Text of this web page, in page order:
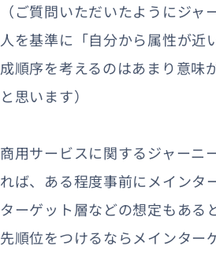
（ご質問いただいたようにジャ
人を基準に「自分から属性が近
成順序を考えるのはあまり意味
と思います）
商用サービスに関するジャーニ
れば、ある程度事前にメインタ
ターゲット層などの想定もある
先順位をつけるならメインター